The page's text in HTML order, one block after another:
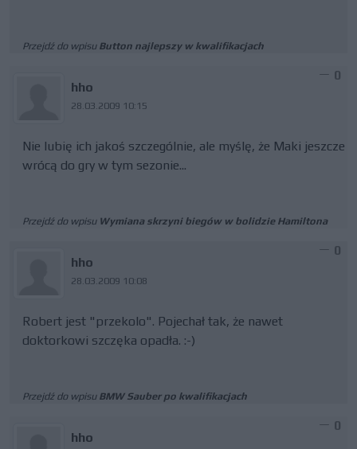
Przejdź do wpisu Button najlepszy w kwalifikacjach
hho
28.03.2009 10:15
0
Nie lubię ich jakoś szczególnie, ale myślę, że Maki jeszcze
wrócą do gry w tym sezonie...
Przejdź do wpisu Wymiana skrzyni biegów w bolidzie Hamiltona
hho
28.03.2009 10:08
0
Robert jest "przekolo". Pojechał tak, że nawet
doktorkowi szczęka opadła. :-)
Przejdź do wpisu BMW Sauber po kwalifikacjach
hho
0